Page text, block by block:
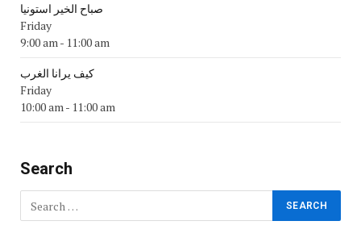
صباح الخير استونيا
Friday
9:00 am- 11:00 am
كيف يرانا الغرب
Friday
10:00 am- 11:00 am
Search